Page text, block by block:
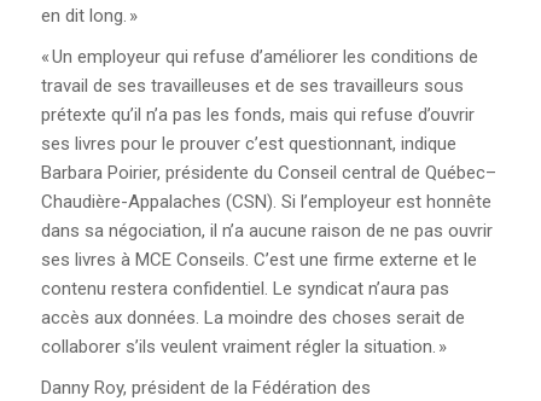
en dit long. »
« Un employeur qui refuse d’améliorer les conditions de
travail de ses travailleuses et de ses travailleurs sous
prétexte qu’il n’a pas les fonds, mais qui refuse d’ouvrir
ses livres pour le prouver c’est questionnant, indique
Barbara Poirier, présidente du Conseil central de Québec–
Chaudière-Appalaches (CSN). Si l’employeur est honnête
dans sa négociation, il n’a aucune raison de ne pas ouvrir
ses livres à MCE Conseils. C’est une firme externe et le
contenu restera confidentiel. Le syndicat n’aura pas
accès aux données. La moindre des choses serait de
collaborer s’ils veulent vraiment régler la situation. »
Danny Roy, président de la Fédération des
SYNDIQUER?
FAIRE RESPECTER
FOIRE AUX QUESTIONS